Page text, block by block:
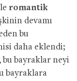
romantik
devamı
bu
daha eklendi;
bu bayraklar neyi
bayraklara